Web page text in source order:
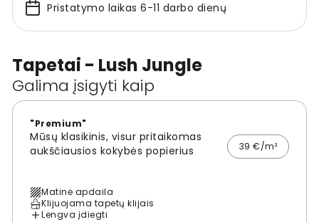
Tapetai - Lush Jungle
Galima įsigyti kaip
"Premium"
Mūsų klasikinis, visur pritaikomas
aukščiausios kokybės popierius
39 €/m²
Matinė apdaila
Klijuojama tapetų klijais
Lengva įdiegti
Pristatymo laikas 6-11 darbo dienų